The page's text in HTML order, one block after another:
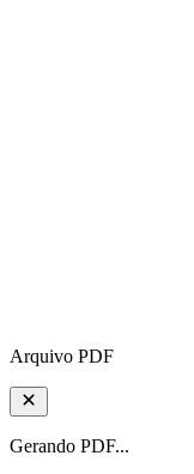
Arquivo PDF
Gerando PDF...